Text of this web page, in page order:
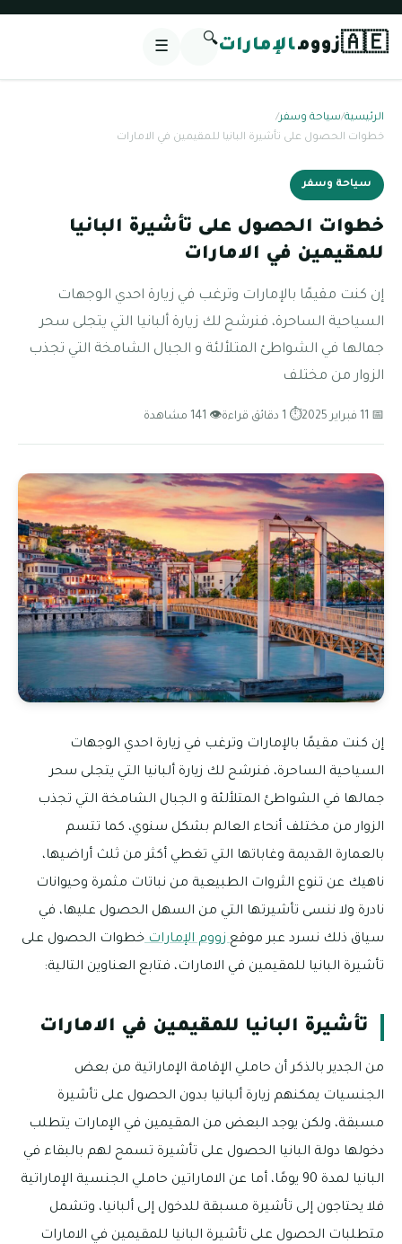
🇦🇪زوومالإمارات🔍
☰
الرئيسية/سياحة وسفر/
خطوات الحصول على تأشيرة البانيا للمقيمين في الامارات
سياحة وسفر
خطوات الحصول على تأشيرة البانيا
للمقيمين في الامارات
إن كنت مقيمًا بالإمارات وترغب في زيارة احدي الوجهات
السياحية الساحرة، فنرشح لك زيارة ألبانيا التي يتجلى سحر
جمالها في الشواطئ المتلألئة و الجبال الشامخة التي تجذب
الزوار من مختلف
📅 11 فبراير 2025 ⏱ 1 دقائق قراءة 👁 141 مشاهدة
إن كنت مقيمًا بالإمارات وترغب في زيارة احدي الوجهات
السياحية الساحرة، فنرشح لك زيارة ألبانيا التي يتجلى سحر
جمالها في الشواطئ المتلألئة و الجبال الشامخة التي تجذب
الزوار من مختلف أنحاء العالم بشكل سنوي، كما تتسم
بالعمارة القديمة وغاباتها التي تغطي أكثر من ثلث أراضيها،
ناهيك عن تنوع الثروات الطبيعية من نباتات مثمرة وحيوانات
نادرة ولا ننسى تأشيرتها التي من السهل الحصول عليها، في
سياق ذلك نسرد عبر موقعزووم الإماراتخطوات الحصول على
تأشيرة البانيا للمقيمين في الامارات، فتابع العناوين التالية:
تأشيرة البانيا للمقيمين في الامارات
من الجدير بالذكر أن حاملي الإقامة الإماراتية من بعض
الجنسيات يمكنهم زيارة ألبانيا بدون الحصول على تأشيرة
مسبقة، ولكن يوجد البعض من المقيمين في الإمارات يتطلب
دخولها دولة البانيا الحصول على تأشيرة تسمح لهم بالبقاء في
البانيا لمدة 90 يومًا، أما عن الاماراتين حاملي الجنسية الإماراتية
فلا يحتاجون إلى تأشيرة مسبقة للدخول إلى ألبانيا، وتشمل
متطلبات الحصول على تأشيرة البانيا للمقيمين في الامارات